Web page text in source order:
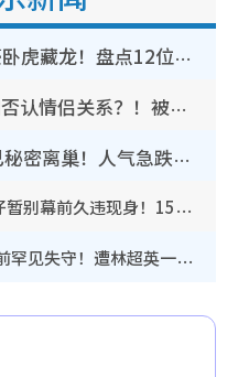
《爱·回家》隐形富豪卧虎藏龙！盘点12位财气逼人的有钱艺人：这位美女3亿身家不愁做
叶泓文拍拖一周年亲口否认情侣关系？！被质疑感情造假竟称GM“普通同事”
30岁男艺人低调宣布已秘密离巢！人气急跌变失踪人口：“这几年过得并不容易”
《爱·回家》童星Philip仔暂别幕前久违现身！15岁近况暴风成长长高变帅气少年
TVB新闻主播陈嘉欣镜头前罕见失守！遭林超英一句话突袭吓坏当场大笑